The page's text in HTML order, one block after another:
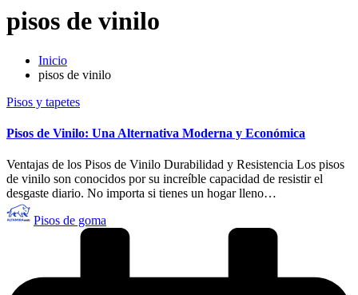
pisos de vinilo
Inicio
pisos de vinilo
Publicado
Pisos y tapetes
Pisos de Vinilo: Una Alternativa Moderna y Económica
Ventajas de los Pisos de Vinilo Durabilidad y Resistencia Los pisos
de vinilo son conocidos por su increíble capacidad de resistir el
desgaste diario. No importa si tienes un hogar lleno…
Publicado
por
Pisos de goma